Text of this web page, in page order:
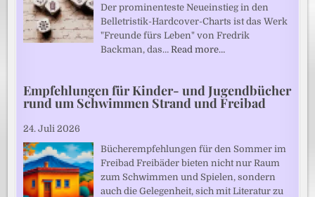
Der prominenteste Neueinstieg in den
Belletristik-Hardcover-Charts ist das Werk
"Freunde fürs Leben" von Fredrik
Backman, das…Read more…
Empfehlungen für Kinder- und Jugendbücher
rund um Schwimmen Strand und Freibad
24. Juli 2026
Bücherempfehlungen für den Sommer im
Freibad Freibäder bieten nicht nur Raum
zum Schwimmen und Spielen, sondern
auch die Gelegenheit, sich mit Literatur zu